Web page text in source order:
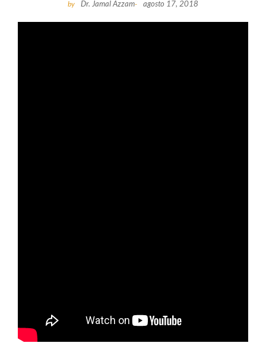
by Dr. Jamal Azzam- agosto 17, 2018